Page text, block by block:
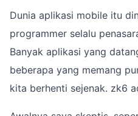
Dunia aplikasi mobile itu
programmer selalu
Banyak aplikasi yang
beberapa yang memang
kita berhenti sejenak. zk6